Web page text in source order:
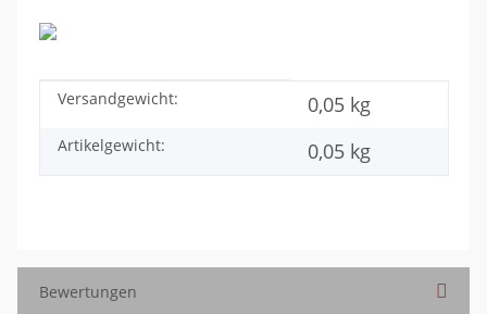
Produkteigenschaft
Wert
Versandgewicht: 0,05 kg
Artikelgewicht: 0,05 kg
Bewertungen